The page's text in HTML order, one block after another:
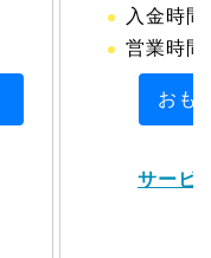
入金時
営業時
おも
サービ